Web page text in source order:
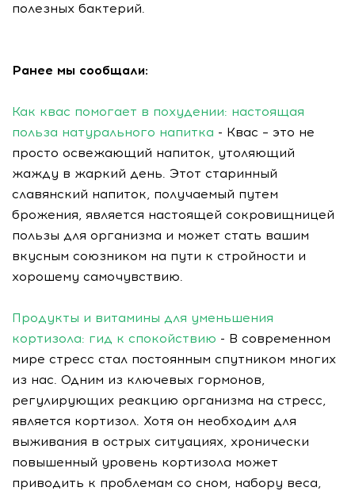
полезных бактерий.
Ранее мы сообщали:
Как квас помогает в похудении: настоящая
польза натурального напитка - Квас – это не
просто освежающий напиток, утоляющий
жажду в жаркий день. Этот старинный
славянский напиток, получаемый путем
брожения, является настоящей сокровищницей
пользы для организма и может стать вашим
вкусным союзником на пути к стройности и
хорошему самочувствию.
Продукты и витамины для уменьшения
кортизола: гид к спокойствию - В современном
мире стресс стал постоянным спутником многих
из нас. Одним из ключевых гормонов,
регулирующих реакцию организма на стресс,
является кортизол. Хотя он необходим для
выживания в острых ситуациях, хронически
повышенный уровень кортизола может
приводить к проблемам со сном, набору веса,